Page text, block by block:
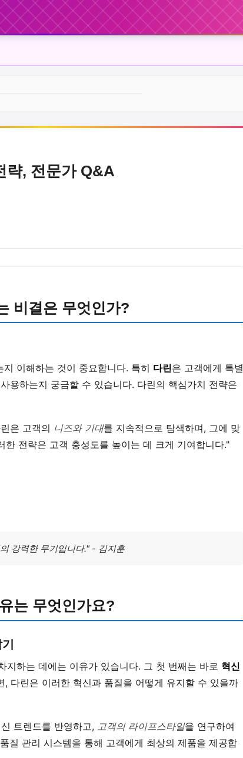
략, 전문가 Q&A
비결은 무엇인가?
이해하는 것이 중요합니다. 특히 다린은 고객에게 특별
용하는지 궁금할 수 있습니다. 다린의 핵심가치 전략은
은 고객의 니즈와 기대를 지속적으로 탐색하며, 그에 맞
한 전략은 고객 충성도를 높이는 데 크게 기여합니다."
강력한 무기입니다." - 김지훈
는 무엇인가요?
지하는 데에는 이유가 있습니다. 그 첫 번째는 바로 혁신
, 다린은 이러한 혁신과 품질을 어떻게 유지할 수 있을까
트렌드를 반영하고, 고객의 라이프스타일을 연구하여
질 관리 시스템을 통해 고객에게 최상의 제품을 제공합